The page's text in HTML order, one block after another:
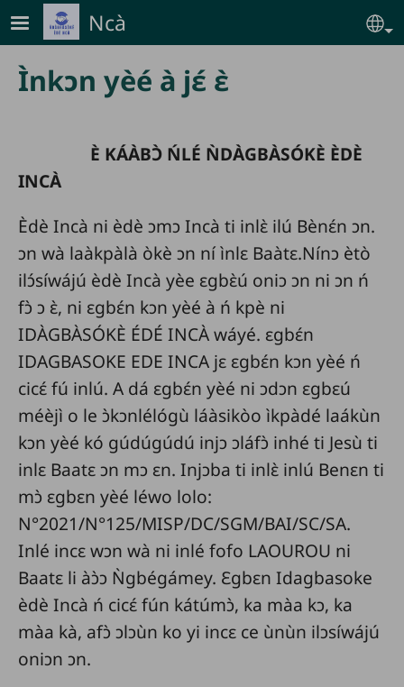
Skip to main content
Ncà
Ìnkɔn yèé à jɛ́ ɛ̀
È KÁÀBƆ̀ ŃLÉ ǸDÀGBÀSÓKÈ ÈDÈ
INCÀ
Èdè Incà ni èdè ɔmɔ Incà ti inlɛ̀ ilú Bènɛ́n ɔn.
ɔn wà laàkpàlà òkè ɔn ní ìnlɛ Baàtɛ.Nínɔ ètò
ilɔ́síwájú èdè Incà yèe ɛgbɛ̀ú oniɔ ɔn ni ɔn ń
fɔ̀ ɔ ɛ̀, ni ɛgbɛ́n kɔn yèé à ń kpè ni
IDÀGBÀSÓKÈ ÉDÉ INCÀ wáyé. ɛgbɛ́n
IDAGBASOKE EDE INCA jɛ ɛgbɛ́n kɔn yèé ń
cicɛ́ fú inlú. A dá ɛgbɛ́n yèé ni ɔdɔn ɛgbɛú
méèjì o le ɔ̀kɔnlélógù láàsikòo ìkpàdé laákùn
kɔn yèé kó gúdúgúdú injɔ ɔláfɔ̀ inhé ti Jesù ti
inlɛ Baatɛ ɔn mɔ ɛn. Injɔba ti inlɛ̀ inlú Benɛn ti
mɔ̀ ɛgbɛn yèé léwo lolo:
N°2021/N°125/MISP/DC/SGM/BAI/SC/SA.
Inlé incɛ wɔn wà ni inlé fofo LAOUROU ni
Baatɛ li àɔ̀ɔ Ǹgbégámey. Ɛgbɛn Idagbasoke
èdè Incà ń cicɛ́ fún kátúmɔ̀, ka màa kɔ, ka
màa kà, afɔ̀ ɔlɔùn ko yi incɛ ce ùnùn ilɔsíwájú
oniɔn ɔn.